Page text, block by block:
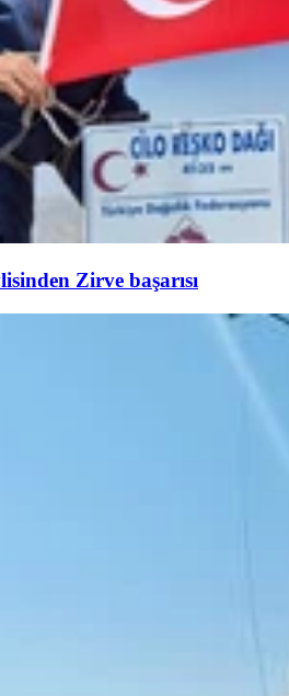
Zirve başarısı